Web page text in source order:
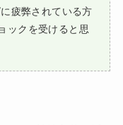
疲弊されている方
ックを受けると思